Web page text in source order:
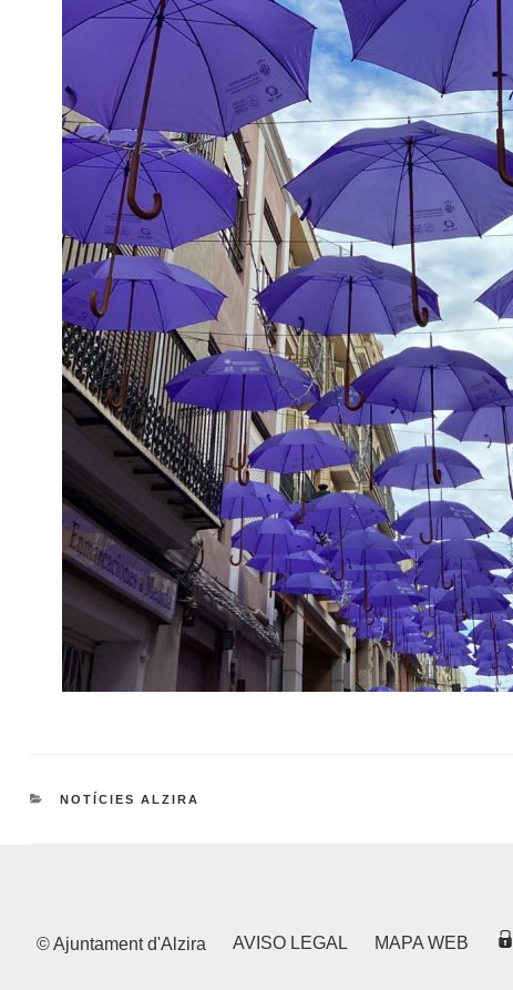
CATEGORIES
NOTÍCIES ALZIRA
© Ajuntament d'Alzira AVISO LEGAL MAPA WEB